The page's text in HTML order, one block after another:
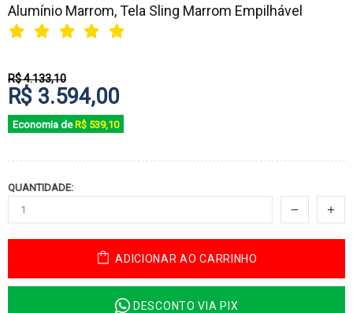
Alumínio Marrom, Tela Sling Marrom Empilhável
R$ 4.133,10
R$ 3.594,00
Economia de R$ 539,10
QUANTIDADE:
ADICIONAR AO CARRINHO
DESCONTO VIA PIX